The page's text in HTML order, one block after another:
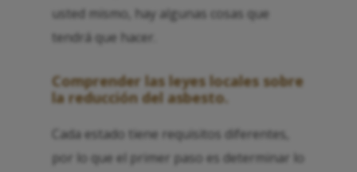
usted mismo, hay algunas cosas que
tendrá que hacer.
Comprender las leyes locales sobre
la reducción del asbesto.
Cada estado tiene requisitos diferentes,
por lo que el primer paso es determinar lo